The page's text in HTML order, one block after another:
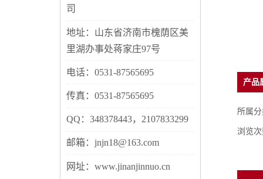
司
地址：山东省济南市槐荫区美
里湖办事处蒋家庄97号
电话：0531-87565695
传真：0531-87565695
QQ：348378443，2107833299
邮箱：jnjn18@163.com
网址：www.jinanjinnuo.cn
产品
所属
浏览